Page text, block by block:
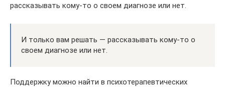
рассказывать кому-то о своем диагнозе или нет.
И только вам решать — рассказывать кому-то о
своем диагнозе или нет.
Поддержку можно найти в психотерапевтических